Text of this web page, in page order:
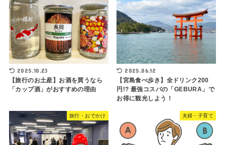
2025.10.23
【旅行のお土産】お酒を買うなら
「カップ酒」がおすすめの理由
2025.06.12
【宮島食べ歩き】全ドリンク200
円!? 最強コスパの「GEBURA」で
お得に観光しよう！
旅行・おでかけ 夫婦・子育て